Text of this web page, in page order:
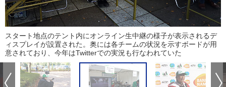
スタート地点のテント内にオンライン生中継の様子が表示されるデ
ィスプレイが設置された。奥には各チームの状況を示すボードが用
意されており、今年はTwitterでの実況も行なわれていた